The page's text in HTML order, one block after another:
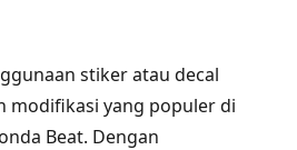
stiker atau decal
modifikasi yang populer di
Beat. Dengan